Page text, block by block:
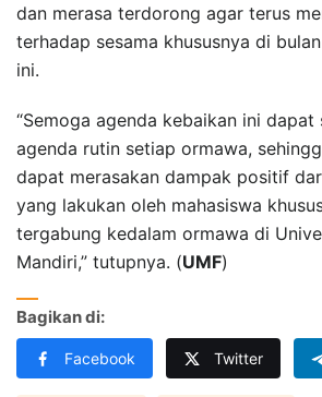
dan merasa terdorong agar terus
terhadap sesama khususnya di
ini.
“Semoga agenda kebaikan ini dapat
agenda rutin setiap ormawa,
dapat merasakan dampak positif
yang lakukan oleh mahasiswa
tergabung kedalam ormawa di
Mandiri,” tutupnya. (UMF)
Bagikan di:
Facebook Twitter